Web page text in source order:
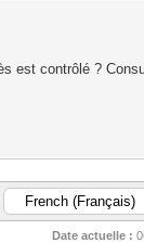
est contrôlé ?
Date actuelle :